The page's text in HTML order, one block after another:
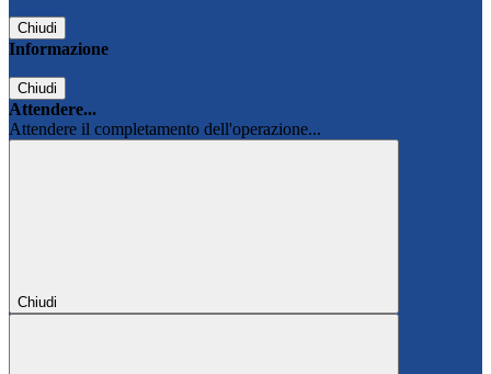
Chiudi
Informazione
Chiudi
Attendere...
Attendere il completamento dell'operazione...
Chiudi